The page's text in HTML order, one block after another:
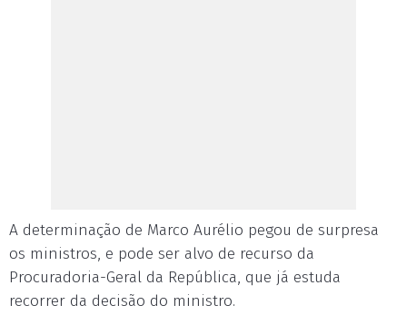
A determinação de Marco Aurélio pegou de surpresa
os ministros, e pode ser alvo de recurso da
Procuradoria-Geral da República, que já estuda
recorrer da decisão do ministro.